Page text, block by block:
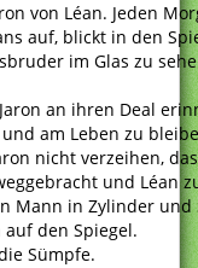
von Léan. Jeden
auf, blickt in den
im Glas zu
an ihren Deal
am Leben zu
nicht verzeihen,
und Léan
Mann in Zylinder
den Spiegel.
Sümpfe.